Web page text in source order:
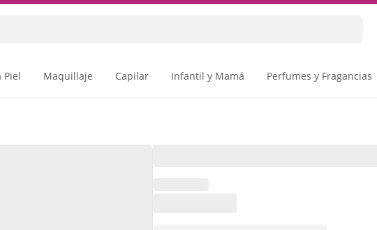
Piel Maquillaje Capilar Infantil y Mamá Perfumes y Fragancias